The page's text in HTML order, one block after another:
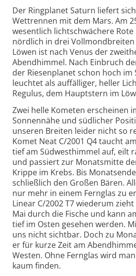
Der Ringplanet Saturn liefert
Wettrennen mit dem Mars. Am
wesentlich lichtschwächere
nördlich in drei Vollmondbreiten
Löwen ist nach Venus der
Abendhimmel. Nach Einbruch
der Riesenplanet schon hoch im
leuchtet als auffälliger, heller
Regulus, dem Hauptstern im
Zwei helle Kometen erscheinen
Sonnennähe und südlicher
unseren Breiten leider nicht so
Komet Neat C/2001 Q4 taucht
tief am Südwesthimmel auf, eilt
und passiert zur Monatsmitte
Krippe im Krebs. Bis
schließlich den Großen Bären.
nur mehr in einem Fernglas zu
Linear C/2002 T7 wiederum
Mai durch die Fische und kann
tief im Osten gesehen werden.
uns nicht sichtbar. Doch zu
er für kurze Zeit am
Westen. Ohne Fernglas wird
kaum finden.